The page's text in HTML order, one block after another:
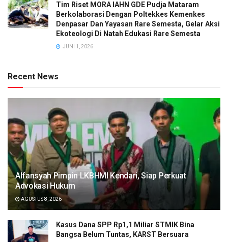
Tim Riset MORA IAHN GDE Pudja Mataram
Berkolaborasi Dengan Poltekkes Kemenkes
Denpasar Dan Yayasan Rare Semesta, Gelar Aksi
Ekoteologi Di Natah Edukasi Rare Semesta
JUNI 1, 2026
Recent News
Alfansyah Pimpin LKBHMI Kendari, Siap Perkuat
Advokasi Hukum
AGUSTUS 8, 2026
Kasus Dana SPP Rp1,1 Miliar STMIK Bina
Bangsa Belum Tuntas, KARST Bersuara